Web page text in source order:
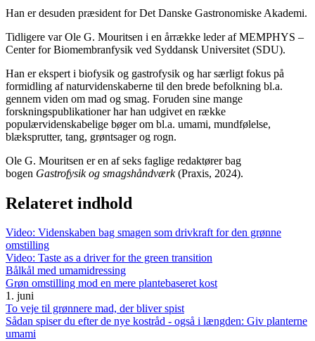
Han er desuden præsident for Det Danske Gastronomiske Akademi.
Tidligere var Ole G. Mouritsen i en årrække leder af MEMPHYS –
Center for Biomembranfysik ved Syddansk Universitet (SDU).
Han er ekspert i biofysik og gastrofysik og har særligt fokus på
formidling af naturvidenskaberne til den brede befolkning bl.a.
gennem viden om mad og smag. Foruden sine mange
forskningspublikationer har han udgivet en række
populærvidenskabelige bøger om bl.a. umami, mundfølelse,
blæksprutter, tang, grøntsager og rogn.
Ole G. Mouritsen er en af seks faglige redaktører bag
bogen Gastrofysik og smagshåndværk(Praxis, 2024).
Relateret indhold
Video: Videnskaben bag smagen som drivkraft for den grønne
omstilling
Video: Taste as a driver for the green transition
Bålkål med umamidressing
Grøn omstilling mod en mere plantebaseret kost
1. juni
To veje til grønnere mad, der bliver spist
Sådan spiser du efter de nye kostråd - også i længden: Giv planterne
umami